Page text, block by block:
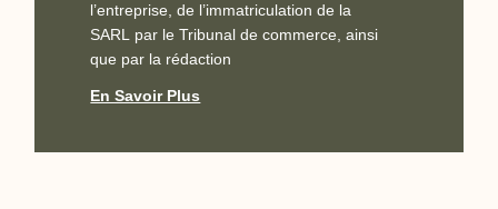
l’entreprise, de l’immatriculation de la
SARL par le Tribunal de commerce, ainsi
que par la rédaction
En Savoir Plus